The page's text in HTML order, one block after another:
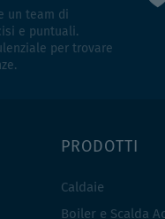
un team di
e puntuali.
per trovare
PRODOTTI
Caldaie
Boiler e Scalda